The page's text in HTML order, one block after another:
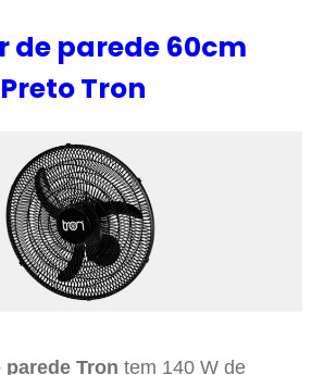
de parede 60cm
Tron
Tron tem 140 W de